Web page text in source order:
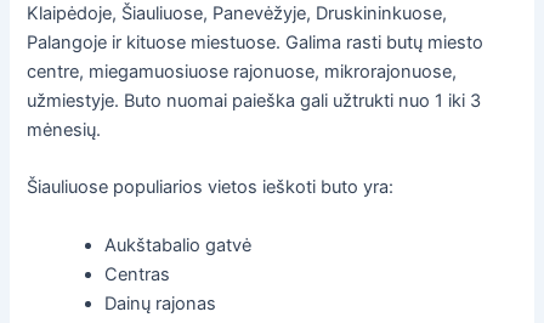
Klaipėdoje, Šiauliuose, Panevėžyje, Druskininkuose,
Palangoje ir kituose miestuose. Galima rasti butų miesto
centre, miegamuosiuose rajonuose, mikrorajonuose,
užmiestyje. Buto nuomai paieška gali užtrukti nuo 1 iki 3
mėnesių.
Šiauliuose populiarios vietos ieškoti buto yra:
Aukštabalio gatvė
Centras
Dainų rajonas